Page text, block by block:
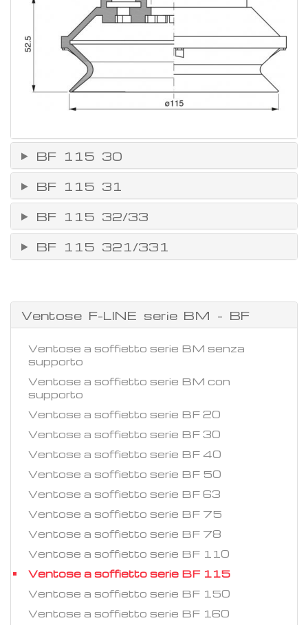
BF 115 30
BF 115 31
BF 115 32/33
BF 115 321/331
Ventose F-LINE serie BM - BF
Ventose a soffietto serie BM senza
supporto
Ventose a soffietto serie BM con
supporto
Ventose a soffietto serie BF 20
Ventose a soffietto serie BF 30
Ventose a soffietto serie BF 40
Ventose a soffietto serie BF 50
Ventose a soffietto serie BF 63
Ventose a soffietto serie BF 75
Ventose a soffietto serie BF 78
Ventose a soffietto serie BF 110
Ventose a soffietto serie BF 115
Ventose a soffietto serie BF 150
Ventose a soffietto serie BF 160